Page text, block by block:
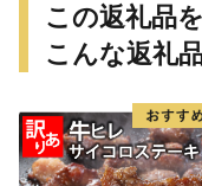
この返礼品
こんな返礼